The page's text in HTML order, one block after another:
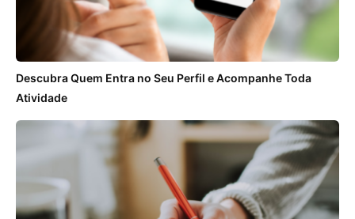
Descubra Quem Entra no Seu Perfil e Acompanhe Toda
Atividade